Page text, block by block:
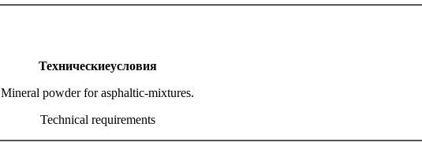
Техническиеусловия
Mineral powder for asphaltic-mixtures.
Technical requirements